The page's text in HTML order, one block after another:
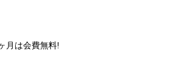
月は会費無料!